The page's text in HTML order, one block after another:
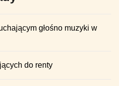
głośno muzyki w
do renty